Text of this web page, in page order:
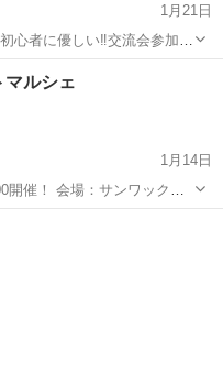
1月21日
心者に優しい‼️交流会参加
サポートが自慢の交流会で
マルシェ
1月14日
ワックス
り 駐車場無料 クラフ